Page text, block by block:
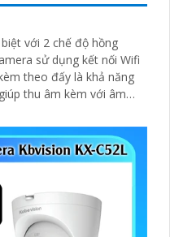
với 2 chế độ hồng
theo đấy là khả năng
thu âm kèm với âm